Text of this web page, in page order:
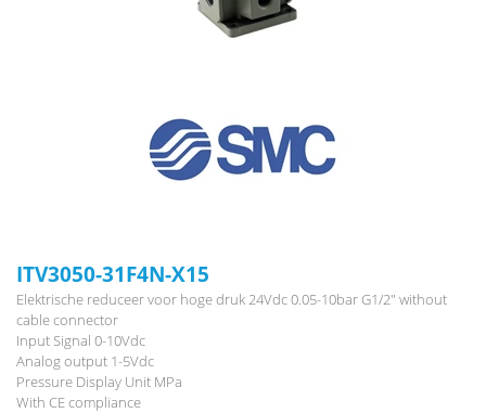
ITV3050-31F4N-X15
Elektrische reduceer voor hoge druk 24Vdc 0.05-10bar G1/2" without
cable connector
Input Signal 0-10Vdc
Analog output 1-5Vdc
Pressure Display Unit MPa
With CE compliance